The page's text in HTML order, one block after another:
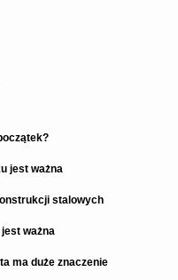
jest ważna
stalowych
ważna
ma duże znaczenie